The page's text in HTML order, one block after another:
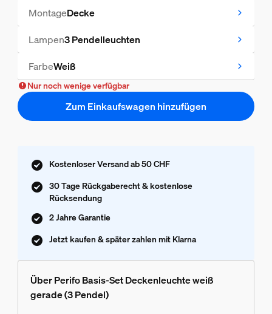
MontageDecke
Lampen3 Pendelleuchten
FarbeWeiß
Nur noch wenige verfügbar
Zum Einkaufswagen hinzufügen
Kostenloser Versand ab 50 CHF
30 Tage Rückgaberecht & kostenlose
Rücksendung
2 Jahre Garantie
Jetzt kaufen & später zahlen mit Klarna
Über Perifo Basis-Set Deckenleuchte weiß
gerade (3 Pendel)